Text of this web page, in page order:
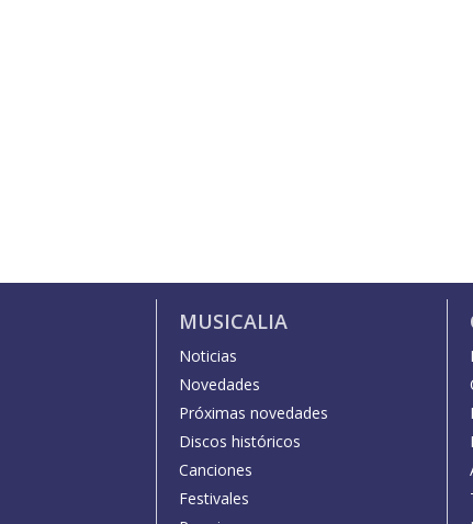
MUSICALIA
Noticias
Novedades
Próximas novedades
Discos históricos
Canciones
Festivales